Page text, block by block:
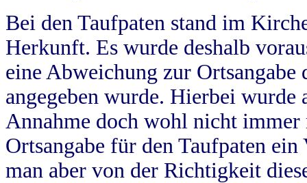
Bei den Taufpaten stand im
Herkunft. Es wurde deshalb
eine Abweichung zur
angegeben wurde. Hierbei wurde
Annahme doch wohl nicht
Ortsangabe für den Taufpaten
man aber von der Richtigkeit